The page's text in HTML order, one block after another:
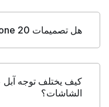
هل تصميمات iPhone 20 المسربة نهائية؟
كيف يختلف توجه
الشاشات؟